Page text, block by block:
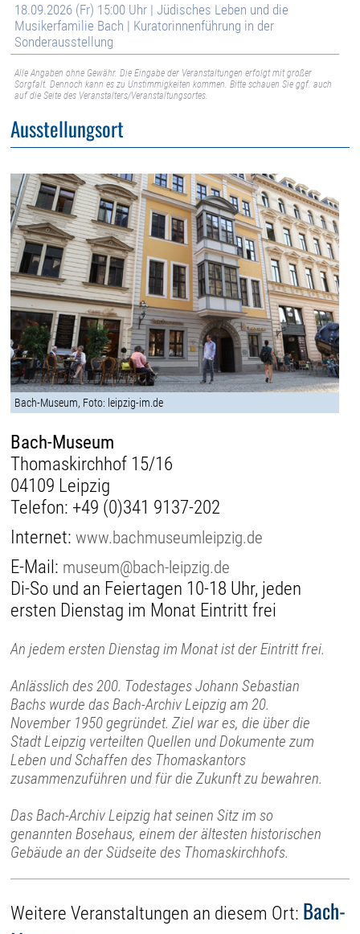
18.09.2026 (Fr) 15:00 Uhr | Jüdisches Leben und die
Musikerfamilie Bach | Kuratorinnenführung in der
Sonderausstellung
Alle Angaben ohne Gewähr. Die Eingabe der Veranstaltungen erfolgt mit großer
Sorgfalt. Dennoch kann es zu Unstimmigkeiten kommen. Bitte schauen Sie ggf. auch
auf die Seite des Veranstalters/Veranstaltungsortes.
Ausstellungsort
Bach-Museum, Foto: leipzig-im.de
Bach-Museum
Thomaskirchhof 15/16
04109 Leipzig
Telefon: +49 (0)341 9137-202
Internet:www.bachmuseumleipzig.de
E-Mail: museum@bach-leipzig.de
Di-So und an Feiertagen 10-18 Uhr, jeden
ersten Dienstag im Monat Eintritt frei
An jedem ersten Dienstag im Monat ist der Eintritt frei.
Anlässlich des 200. Todestages Johann Sebastian
Bachs wurde das Bach-Archiv Leipzig am 20.
November 1950 gegründet. Ziel war es, die über die
Stadt Leipzig verteilten Quellen und Dokumente zum
Leben und Schaffen des Thomaskantors
zusammenzuführen und für die Zukunft zu bewahren.
Das Bach-Archiv Leipzig hat seinen Sitz im so
genannten Bosehaus, einem der ältesten historischen
Gebäude an der Südseite des Thomaskirchhofs.
Weitere Veranstaltungen an diesem Ort: Bach-